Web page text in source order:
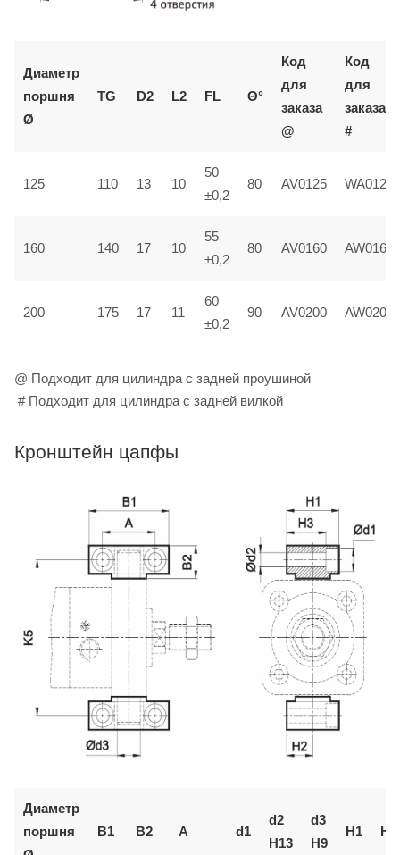
Диаметр
поршня
Ø
TG D2 L2 FL Θ°
Код
для
заказа
@
Код
для
заказа
#
125 110 13 10
50
±0,2
80 AV0125 WA0125
160 140 17 10
55
±0,2
80 AV0160 AW0160
200 175 17 11
60
±0,2
90 AV0200 AW0200
@ Подходит для цилиндра с задней проушиной
# Подходит для цилиндра с задней вилкой
Кронштейн цапфы
Диаметр
поршня
B1 B2 A d1
d2
H13
d3
H9
H1 H2